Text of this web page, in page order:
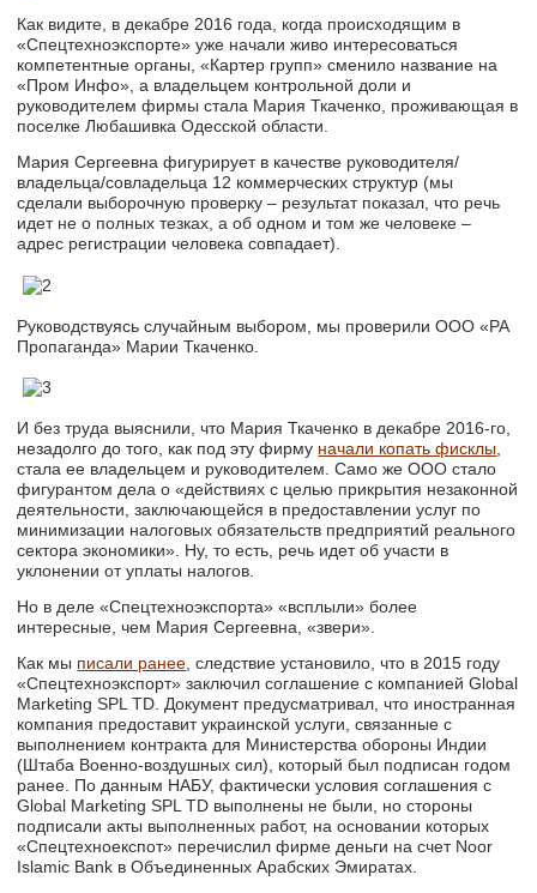
Как видите, в декабре 2016 года, когда происходящим в
«Спецтехноэкспорте» уже начали живо интересоваться
компетентные органы, «Картер групп» сменило название на
«Пром Инфо», а владельцем контрольной доли и
руководителем фирмы стала Мария Ткаченко, проживающая в
поселке Любашивка Одесской области.
Мария Сергеевна фигурирует в качестве руководителя/
владельца/совладельца 12 коммерческих структур (мы
сделали выборочную проверку – результат показал, что речь
идет не о полных тезках, а об одном и том же человеке –
адрес регистрации человека совпадает).
Руководствуясь случайным выбором, мы проверили ООО «РА
Пропаганда» Марии Ткаченко.
И без труда выяснили, что Мария Ткаченко в декабре 2016-го,
незадолго до того, как под эту фирму начали копать фисклы
стала ее владельцем и руководителем. Само же ООО стало
фигурантом дела о «действиях с целью прикрытия незаконной
деятельности, заключающейся в предоставлении услуг по
минимизации налоговых обязательств предприятий реального
сектора экономики». Ну, то есть, речь идет об участи в
уклонении от уплаты налогов.
Но в деле «Спецтехноэкспорта» «всплыли» более
интересные, чем Мария Сергеевна, «звери».
Как мы писали ранее , следствие установило, что в 2015 году
«Спецтехноэкспорт» заключил соглашение с компанией Global
Marketing SPL TD. Документ предусматривал, что иностранная
компания предоставит украинской услуги, связанные с
выполнением контракта для Министерства обороны Индии
(Штаба Военно-воздушных сил), который был подписан годом
ранее. По данным НАБУ, фактически условия соглашения с
Global Marketing SPL TD выполнены не были, но стороны
подписали акты выполненных работ, на основании которых
«Спецтехноекспот» перечислил фирме деньги на счет Noor
Islamic Bank в Объединенных Арабских Эмиратах.